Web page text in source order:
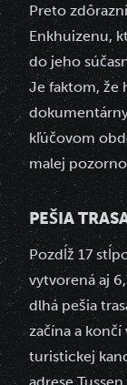
Preto
Enkhuizenu,
do jeho
Je faktom, že
kľúčovom
malej
PEŠIA
Pozdĺž 17
vytvorená aj
dlhá pešia
začína a končí
turistickej
adrese